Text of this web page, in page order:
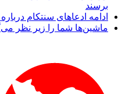
برسند
ادامه ادعاهای سنتکام
ماشین‌ها شما را زیر نظر